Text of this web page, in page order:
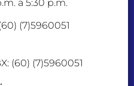
a 5:30 p.m.
(60) (7)5960051
(60) (7)5960051